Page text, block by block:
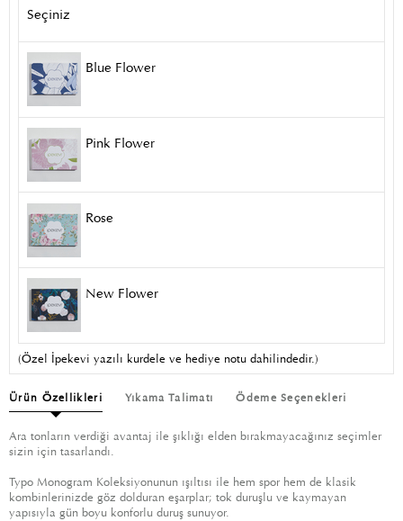
Seçiniz
Blue Flower
Pink Flower
Rose
New Flower
(Özel İpekevi yazılı kurdele ve hediye notu dahilindedir.)
Ürün Özellikleri Yıkama Talimatı Ödeme Seçenekleri
Ara tonların verdiği avantaj ile şıklığı elden bırakmayacağınız seçimler
sizin için tasarlandı.
​Typo Monogram Koleksiyonunun ışıltısı ile hem spor hem de klasik
kombinlerinizde göz dolduran eşarplar; tok duruşlu ve kaymayan
yapısıyla gün boyu konforlu duruş sunuyor.